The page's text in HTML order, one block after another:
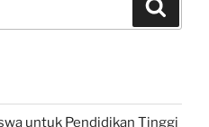
untuk Pendidikan Tinggi